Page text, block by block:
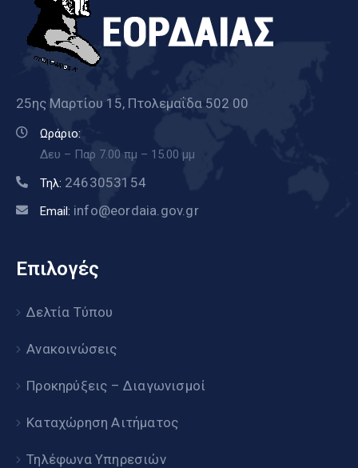
25ης Μαρτίου 15, Πτολεμαΐδα 502 00
Ωράριο:
Δευ – Παρ 7.00 πμ – 15.00 μμ
Τηλ: 2463053154
Email: info@eordaia.gov.gr
Επιλογές
Δελτία Τύπου
Ανακοινώσεις
Προκηρύξεις – Διαγωνισμοί
Καταχώρηση Αιτήματος
Τηλέφωνα Υπηρεσιών